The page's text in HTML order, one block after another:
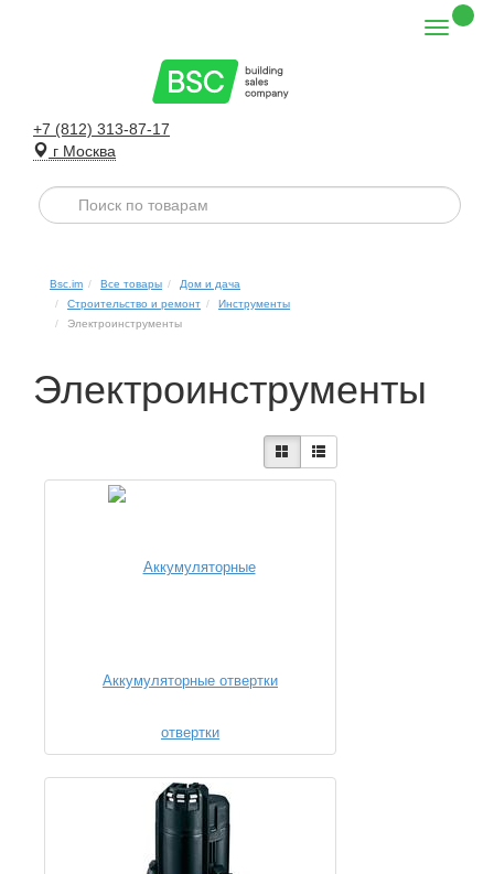
+7 (812) 313-87-17
г Москва
Bsc.im Все товары
Дом и дача
Строительство и ремонт
Инструменты
Электроинструменты
Электроинструменты
Аккумуляторные отвертки